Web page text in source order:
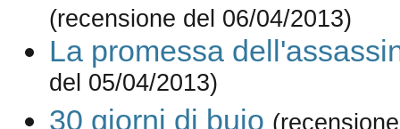
(recensione del 06/04/2013)
La promessa
del 05/04/2013)
30 giorni di buio